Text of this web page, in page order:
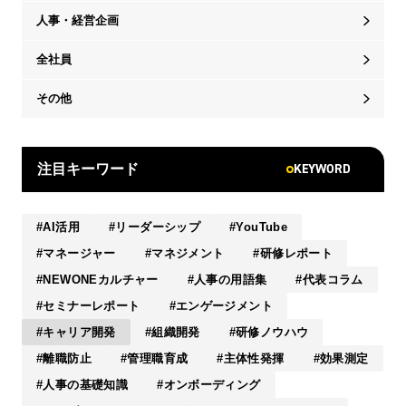
人事・経営企画
全社員
その他
注目キーワード KEYWORD
AI活用 リーダーシップ
YouTube
マネージャー
マネジメント
研修レポート
NEWONEカルチャー
人事の用語集
代表コラム
セミナーレポート
エンゲージメント
キャリア開発
組織開発
研修ノウハウ
離職防止
管理職育成 主体性発揮
効果測定
人事の基礎知識
オンボーディング